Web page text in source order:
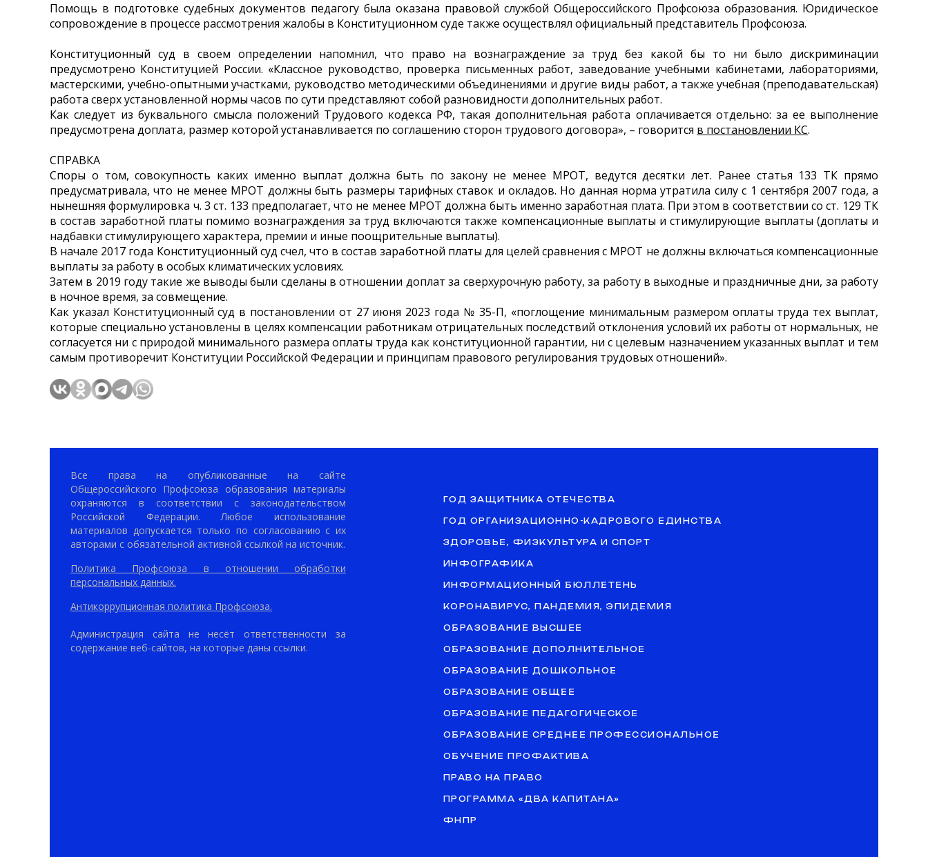
Помощь в подготовке судебных документов педагогу была оказана правовой службой Общероссийского Профсоюза образования. Юридическое
сопровождение в процессе рассмотрения жалобы в Конституционном суде также осуществлял официальный представитель Профсоюза.
Конституционный суд в своем определении напомнил, что право на вознаграждение за труд без какой бы то ни было дискриминации
предусмотрено Конституцией России. «Классное руководство, проверка письменных работ, заведование учебными кабинетами, лабораториями,
мастерскими, учебно-опытными участками, руководство методическими объединениями и другие виды работ, а также учебная (преподавательская)
работа сверх установленной нормы часов по сути представляют собой разновидности дополнительных работ.
Как следует из буквального смысла положений Трудового кодекса РФ, такая дополнительная работа оплачивается отдельно: за ее выполнение
предусмотрена доплата, размер которой устанавливается по соглашению сторон трудового договора», – говорится в постановлении КС.
СПРАВКА
Споры о том, совокупность каких именно выплат должна быть по закону не менее МРОТ, ведутся десятки лет. Ранее статья 133 ТК прямо
предусматривала, что не менее МРОТ должны быть размеры тарифных ставок и окладов. Но данная норма утратила силу с 1 сентября 2007 года, а
нынешняя формулировка ч. 3 ст. 133 предполагает, что не менее МРОТ должна быть именно заработная плата. При этом в соответствии со ст. 129 ТК
в состав заработной платы помимо вознаграждения за труд включаются также компенсационные выплаты и стимулирующие выплаты (доплаты и
надбавки стимулирующего характера, премии и иные поощрительные выплаты).
В начале 2017 года Конституционный суд счел, что в состав заработной платы для целей сравнения с МРОТ не должны включаться компенсационные
выплаты за работу в особых климатических условиях.
Затем в 2019 году такие же выводы были сделаны в отношении доплат за сверхурочную работу, за работу в выходные и праздничные дни, за работу
в ночное время, за совмещение.
Как указал Конституционный суд в постановлении от 27 июня 2023 года № 35-П, «поглощение минимальным размером оплаты труда тех выплат,
которые специально установлены в целях компенсации работникам отрицательных последствий отклонения условий их работы от нормальных, не
согласуется ни с природой минимального размера оплаты труда как конституционной гарантии, ни с целевым назначением указанных выплат и тем
самым противоречит Конституции Российской Федерации и принципам правового регулирования трудовых отношений».
Все права на опубликованные на сайте
Общероссийского Профсоюза образования материалы
охраняются в соответствии с законодательством
Российской Федерации. Любое использование
материалов допускается только по согласованию с их
авторами с обязательной активной ссылкой на источник.
Политика Профсоюза в отношении обработки
персональных данных.
Антикоррупционная политика Профсоюза.
Администрация сайта не несёт ответственности за
содержание веб-сайтов, на которые даны ссылки.
ГОД ЗАЩИТНИКА ОТЕЧЕСТВА
ГОД ОРГАНИЗАЦИОННО-КАДРОВОГО ЕДИНСТВА
ЗДОРОВЬЕ, ФИЗКУЛЬТУРА И СПОРТ
ИНФОГРАФИКА
ИНФОРМАЦИОННЫЙ БЮЛЛЕТЕНЬ
КОРОНАВИРУС, ПАНДЕМИЯ, ЭПИДЕМИЯ
ОБРАЗОВАНИЕ ВЫСШЕЕ
ОБРАЗОВАНИЕ ДОПОЛНИТЕЛЬНОЕ
ОБРАЗОВАНИЕ ДОШКОЛЬНОЕ
ОБРАЗОВАНИЕ ОБЩЕЕ
ОБРАЗОВАНИЕ ПЕДАГОГИЧЕСКОЕ
ОБРАЗОВАНИЕ СРЕДНЕЕ ПРОФЕССИОНАЛЬНОЕ
ОБУЧЕНИЕ ПРОФАКТИВА
ПРАВО НА ПРАВО
ПРОГРАММА «ДВА КАПИТАНА»
ФНПР